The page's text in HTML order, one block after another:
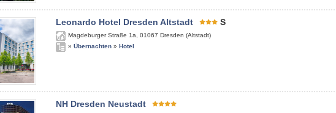
Leonardo Hotel Dresden Altstadt S
Magdeburger Straße 1a 01067 Dresden (Altstadt)
» Übernachten » Hotel
NH Dresden Neustadt